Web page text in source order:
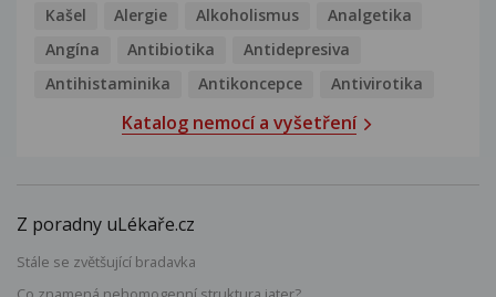
Kašel Alergie Alkoholismus
Analgetika
Angína
Antibiotika
Antidepresiva
Antihistaminika
Antikoncepce Antivirotika
Katalog nemocí a vyšetření
Z poradny uLékaře.cz
Stále se zvětšující bradavka